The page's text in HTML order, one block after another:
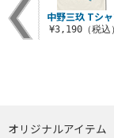
中野三玖 Tシ
¥3,190（税込）
オリジナルアイテム